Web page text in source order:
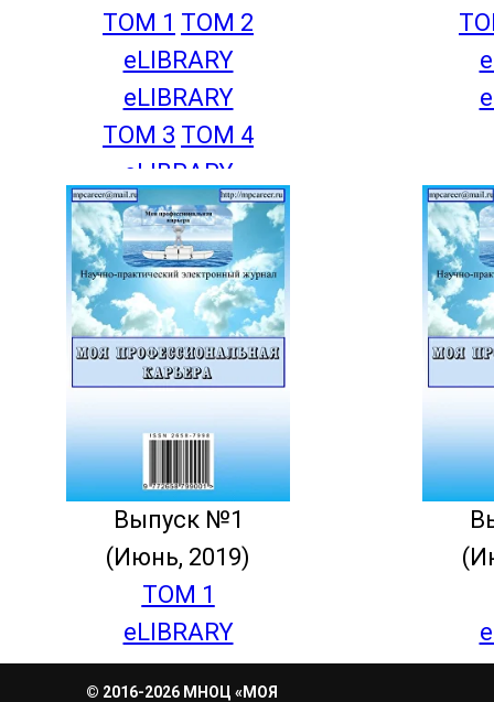
ТОМ 1 ТОМ 2
eLIBRARY
eLIBRARY
ТОМ 3 ТОМ 4
eLIBRARY
eLIBRARY
Выпуск №1
(Июнь, 2019)
ТОМ 1
eLIBRARY
© 2016-2026 МНОЦ «МОЯ